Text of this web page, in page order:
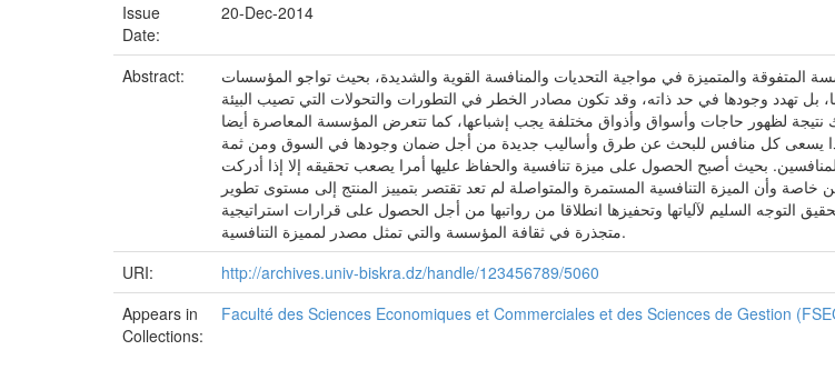
Issue
Date:
20-Dec-2014
Abstract:
المتفوقة والمتميزة في مواجية التحديات والمنافسة القوية والشديدة، بحيث تواجو المؤسسات
بل تهدد وجودها في حد ذاته، وقد تكون مصادر الخطر في التطورات والتحولات التي تصيب البيئة
نتيجة لظهور حاجات وأسواق وأذواق مختلفة يجب إشباعها، كما تتعرض المؤسسة المعاصرة أيضا
يسعى كل منافس للبحث عن طرق وأساليب جديدة من أجل ضمان وجودها في السوق ومن ثمة
بحيث أصبح الحصول على ميزة تنافسية والحفاظ عليها أمرا يصعب تحقيقه إلا إذا أدركت
وأن الميزة التنافسية المستمرة والمتواصلة لم تعد تقتصر بتمييز المنتج إلى مستوى تطوير
السليم لآلياتها وتحفيزها انطلاقا من رواتبها من أجل الحصول على قرارات استراتيجية
متجذرة في ثقافة المؤسسة والتي تمثل مصدر لمميزة التنافسية.
URI:
http://archives.univ-biskra.dz/handle/123456789/5060
Appears in
Collections:
Faculté des Sciences Economiques et Commerciales et des Sciences de Gestion